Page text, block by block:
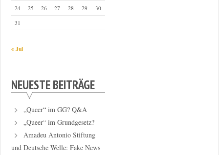
24
25 26 27 28 29
30
31
« Jul
NEUESTE BEITRÄGE
„Queer“ im GG? Q&A
„Queer“ im Grundgesetz?
Amadeu Antonio Stiftung
und Deutsche Welle: Fake News